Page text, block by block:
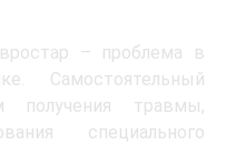
– проблема в
Самостоятельный
травмы,
специального